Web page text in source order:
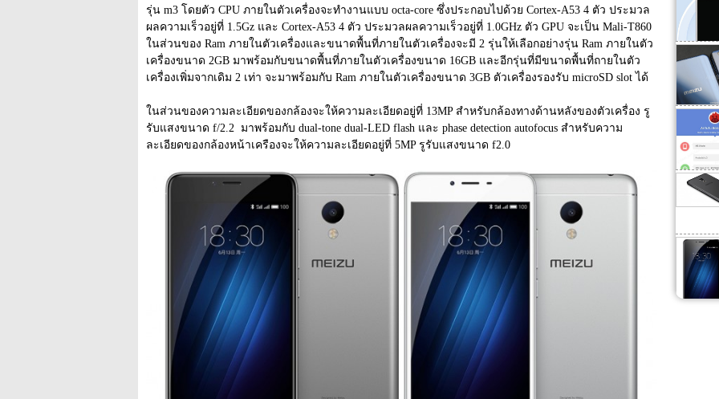
รุ่น m3 โดยตัว CPU ภายในตัวเครื่องจะทำงานแบบ octa-core ซึ่งประกอบไปด้วย Cortex-A53 4 ตัว ประมวล
ผลความเร็วอยู่ที่ 1.5Gz และ Cortex-A53 4 ตัว ประมวลผลความเร็วอยู่ที่ 1.0GHz ตัว GPU จะเป็น Mali-T860
ในส่วนของ Ram ภายในตัวเครื่องและขนาดพื้นที่ภายในตัวเครื่องจะมี 2 รุ่นให้เลือกอย่างรุ่น Ram ภายในตัว
เครื่องขนาด 2GB มาพร้อมกับขนาดพื้นที่ภายในตัวเครื่องขนาด 16GB และอีกรุ่นที่มีขนาดพื้นที่ถายในตัว
เครื่องเพิ่มจากเดิม 2 เท่า จะมาพร้อมกับ Ram ภายในตัวเครื่องขนาด 3GB ตัวเครื่องรองรับ microSD slot ได้
ในส่วนของความละเอียดของกล้องจะให้ความละเอียดอยู่ที่ 13MP สำหรับกล้องทางด้านหลังของตัวเครื่อง รู
รับแสงขนาด f/2.2  มาพร้อมกับ dual-tone dual-LED flash และ phase detection autofocus สำหรับความ
ละเอียดของกล้องหน้าเครืองจะให้ความละเอียดอยู่ที่ 5MP รูรับแสงขนาด f2.0